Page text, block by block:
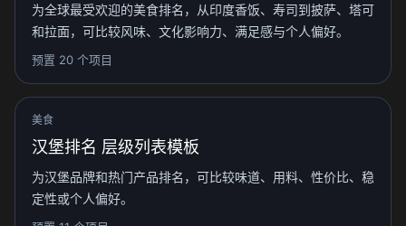
为全球最受欢迎的美食排名，从印度香饭、寿司到披萨、塔可
和拉面，可比较风味、文化影响力、满足感与个人偏好。
预置 20 个项目
美食
汉堡排名 层级列表模板
为汉堡品牌和热门产品排名，可比较味道、用料、性价比、稳
定性或个人偏好。